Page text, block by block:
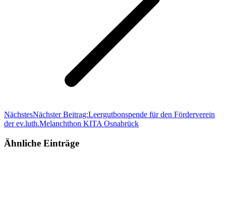
NächstesNächster Beitrag:Leergutbonspende für den Förderverein
der ev.luth.Melanchthon KITA Osnabrück
Ähnliche Einträge